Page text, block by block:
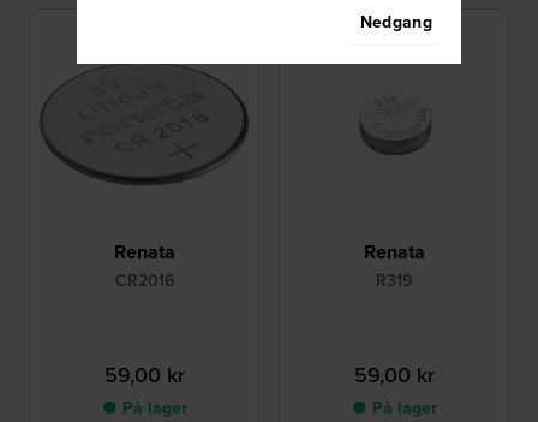
Renata
CR2016
59,00 kr
● På lager
Renata
R319
59,00 kr
● På lager
Nedgang